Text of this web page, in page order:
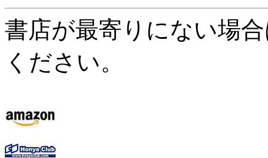
書店が最寄りにない場
ください。